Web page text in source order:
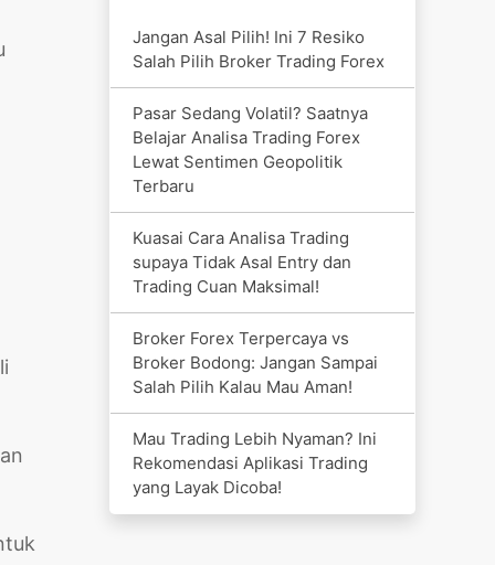
Jangan Asal Pilih! Ini 7 Resiko
Salah Pilih Broker Trading Forex
Pasar Sedang Volatil? Saatnya
Belajar Analisa Trading Forex
Lewat Sentimen Geopolitik
Terbaru
Kuasai Cara Analisa Trading
supaya Tidak Asal Entry dan
Trading Cuan Maksimal!
Broker Forex Terpercaya vs
Broker Bodong: Jangan Sampai
Salah Pilih Kalau Mau Aman!
Mau Trading Lebih Nyaman? Ini
Rekomendasi Aplikasi Trading
yang Layak Dicoba!